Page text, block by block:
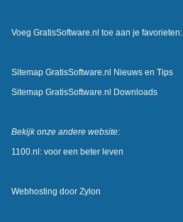
Voeg GratisSoftware.nl toe aan je favorieten:
Sitemap GratisSoftware.nl Nieuws en Tips
Sitemap GratisSoftware.nl Downloads
Bekijk onze andere website:
1100.nl: voor een beter leven
Webhosting door Zylon